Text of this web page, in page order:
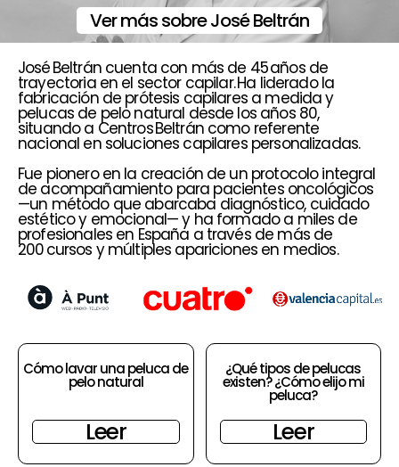
Ver más sobre José Beltrán
José Beltrán cuenta con más de 45 años de
trayectoria en el sector capilar. Ha liderado la
fabricación de prótesis capilares a medida y
pelucas de pelo natural desde los años 80,
situando a Centros Beltrán como referente
nacional en soluciones capilares personalizadas.
Fue pionero en la creación de un protocolo integral
de acompañamiento para pacientes oncológicos
—un método que abarcaba diagnóstico, cuidado
estético y emocional— y ha formado a miles de
profesionales en España a través de más de
200 cursos y múltiples apariciones en medios.
Cómo lavar una peluca de
pelo natural
Leer
¿Qué tipos de pelucas
existen? ¿Cómo elijo mi
peluca?
Leer